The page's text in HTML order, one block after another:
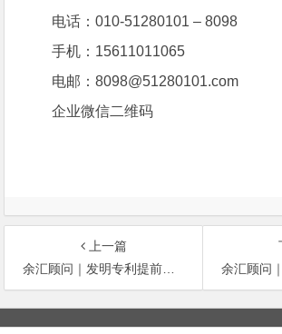
电话：010-51280101 – 8098
手机：15611011065
电邮：8098@51280101.com
企业微信二维码
上一篇
余汇顾问｜发明专利提前公布‌的主要好处
余汇顾问｜发明
文